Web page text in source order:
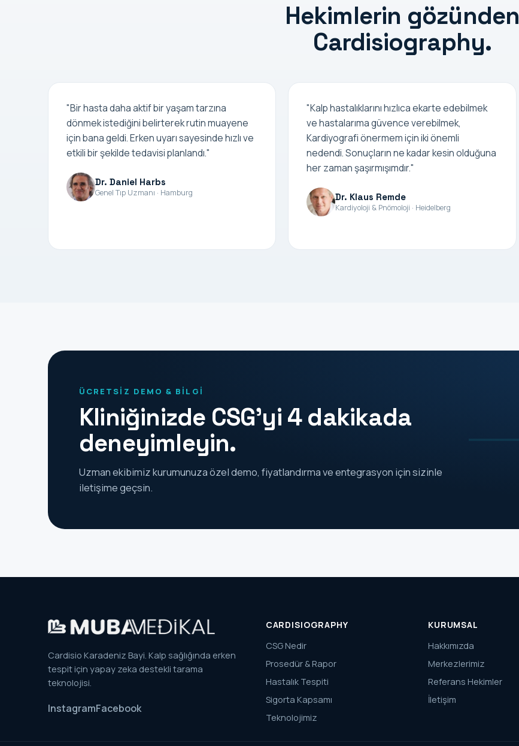
Hekimlerin gözünden
Cardisiography.
"Bir hasta daha aktif bir yaşam tarzına
dönmek istediğini belirterek rutin muayene
için bana geldi. Erken uyarı sayesinde hızlı ve
etkili bir şekilde tedavisi planlandı."
Dr. Daniel Harbs
Genel Tıp Uzmanı · Hamburg
"Kalp hastalıklarını hızlıca ekarte edebilmek
ve hastalarıma güvence verebilmek,
Kardiyografi önermem için iki önemli
nedendi. Sonuçların ne kadar kesin olduğuna
her zaman şaşırmışımdır."
Dr. Klaus Remde
Kardiyoloji & Pnömoloji · Heidelberg
ÜCRETSİZ DEMO & BİLGİ
Kliniğinizde CSG'yi 4 dakikada
deneyimleyin.
Uzman ekibimiz kurumunuza özel demo, fiyatlandırma ve entegrasyon için sizinle
iletişime geçsin.
Cardisio Karadeniz Bayi. Kalp sağlığında erken
tespit için yapay zeka destekli tarama
teknolojisi.
InstagramFacebook
CARDISIOGRAPHY
CSG Nedir
Prosedür & Rapor
Hastalık Tespiti
Sigorta Kapsamı
Teknolojimiz
KURUMSAL
Hakkımızda
Merkezlerimiz
Referans Hekimler
İletişim